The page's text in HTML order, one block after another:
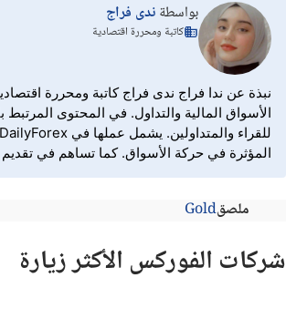
بواسطةندى فراج
كاتبة ومحررة اقتصادية
الأسواق المالية والتداول. في المحتوى المرتبط
المؤثرة في حركة الأسواق. كما تساهم في تقديم
ملصقGold
شركات الفوركس الأكثر زيارة